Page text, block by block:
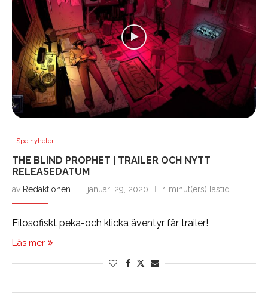
Spelnyheter
THE BLIND PROPHET | TRAILER OCH NYTT
RELEASEDATUM
av Redaktionen januari 29, 2020 1 minut(ers) lästid
Filosofiskt peka-och klicka äventyr får trailer!
Läs mer